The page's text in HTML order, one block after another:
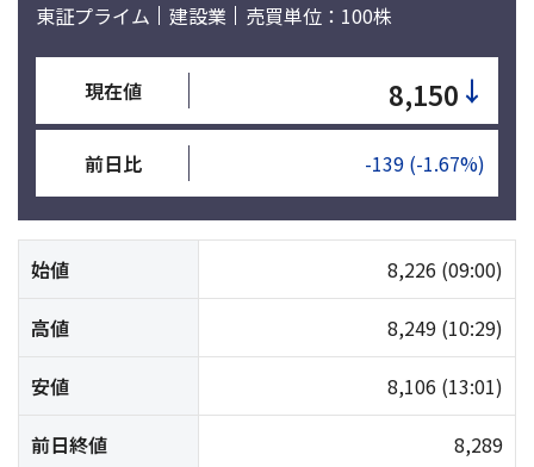
東証プライム 建設業 売買単位：100株
現在値 8,150 ↓
前日比 -139 (-1.67%)
始値 8,226 (09:00)
高値 8,249 (10:29)
安値 8,106 (13:01)
前日終値 8,289